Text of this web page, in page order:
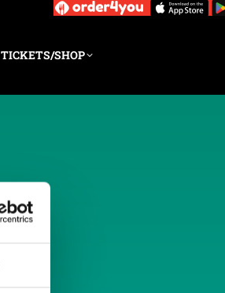
TICKETS/SHOP